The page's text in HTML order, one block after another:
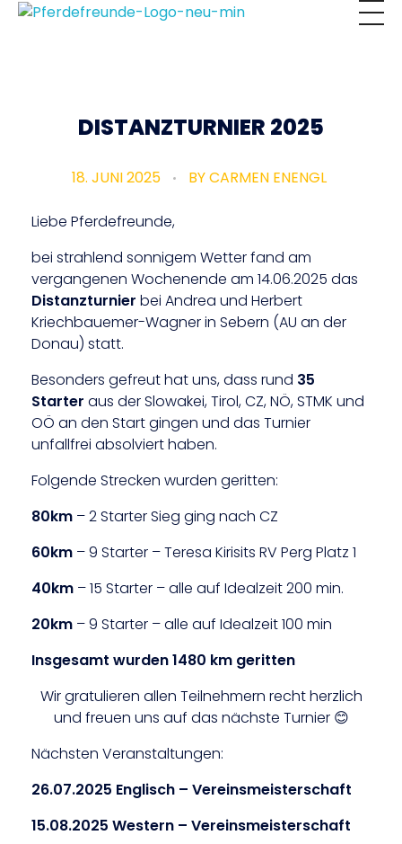
DISTANZTURNIER 2025
18. JUNI 2025 BYCARMEN ENENGL
Liebe Pferdefreunde,
bei strahlend sonnigem Wetter fand am
vergangenen Wochenende am 14.06.2025 das
Distanzturnier bei Andrea und Herbert
Kriechbauemer-Wagner in Sebern (AU an der
Donau) statt.
Besonders gefreut hat uns, dass rund 35
Starter aus der Slowakei, Tirol, CZ, NÖ, STMK und
OÖ an den Start gingen und das Turnier
unfallfrei absolviert haben.
Folgende Strecken wurden geritten:
80km – 2 Starter Sieg ging nach CZ
60km – 9 Starter – Teresa Kirisits RV Perg Platz 1
40km – 15 Starter – alle auf Idealzeit 200 min.
20km – 9 Starter – alle auf Idealzeit 100 min
Insgesamt wurden 1480 km geritten
Wir gratulieren allen Teilnehmern recht herzlich
und freuen uns auf das nächste Turnier 😊
Nächsten Veranstaltungen:
26.07.2025 Englisch – Vereinsmeisterschaft
15.08.2025 Western – Vereinsmeisterschaft